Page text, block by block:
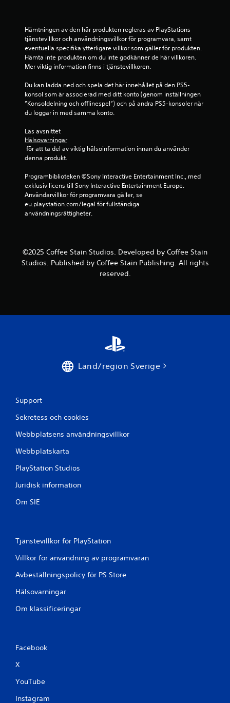
6
1
7
6
t
y
Hämtningen av den här produkten regleras av PlayStations
tjänstevillkor och användningsvillkor för programvara, samt
eventuella specifika ytterligare villkor som gäller för produkten.
Hämta inte produkten om du inte godkänner de här villkoren.
Mer viktig information finns i tjänstevillkoren.
Du kan ladda ned och spela det här innehållet på den PS5-
konsol som är associerad med ditt konto (genom inställningen
”Konsoldelning och offlinespel”) och på andra PS5-konsoler när
du loggar in med samma konto.
Läs avsnittet
Hälsovarningar
denna produkt.
Programbiblioteken ©Sony Interactive Entertainment Inc., med
exklusiv licens till Sony Interactive Entertainment Europe.
Användarvillkor för programvara gäller, se
eu.playstation.com/legal för fullständiga
användningsrättigheter.
©2025 Coffee Stain Studios. Developed by Coffee Stain
Studios. Published by Coffee Stain Publishing. All rights
reserved.
Land/region Sverige
Support
Sekretess och cookies
Webbplatsens användningsvillkor
Webbplatskarta
PlayStation Studios
Juridisk information
Om SIE
Tjänstevillkor för PlayStation
Villkor för användning av programvaran
Avbeställningspolicy för PS Store
Hälsovarningar
Om klassificeringar
Facebook
X
YouTube
Instagram